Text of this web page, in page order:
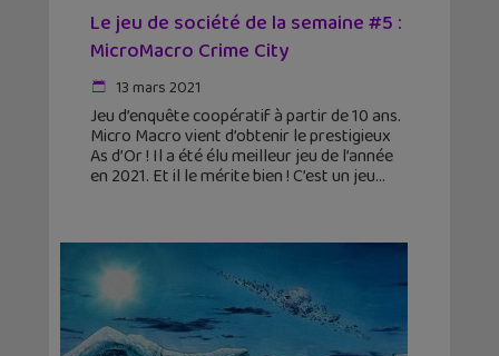
Le jeu de société de la semaine #5 :
MicroMacro Crime City
13 mars 2021
Jeu d’enquête coopératif à partir de 10 ans.
Micro Macro vient d’obtenir le prestigieux
As d’Or ! Il a été élu meilleur jeu de l’année
en 2021. Et il le mérite bien ! C’est un jeu